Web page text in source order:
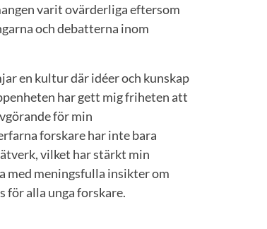
varit ovärderliga eftersom
och debatterna inom
en kultur där idéer och kunskap
har gett mig friheten att
för min
forskare har inte bara
vilket har stärkt min
med meningsfulla insikter om
för alla unga forskare.